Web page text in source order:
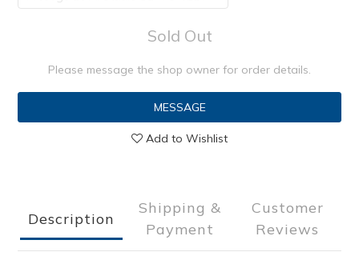
Sold Out
Please message the shop owner for order details.
MESSAGE
Add to Wishlist
Description
Shipping &
Payment
Customer
Reviews